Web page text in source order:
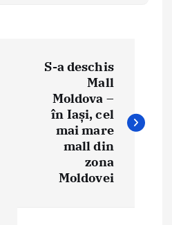
S-a deschis
Mall
Moldova –
în Iași, cel
mai mare
mall din
zona
Moldovei